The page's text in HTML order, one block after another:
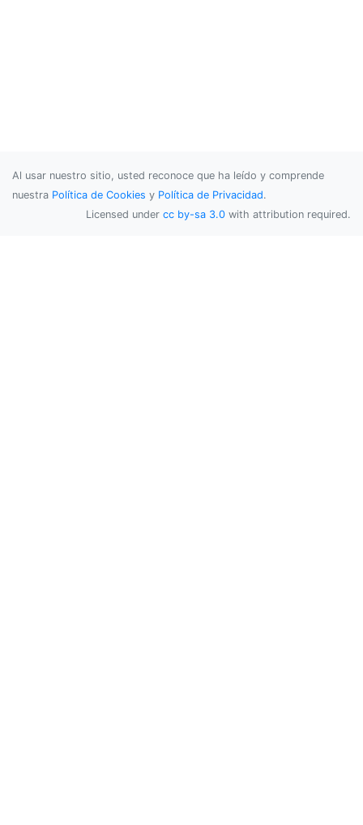
Al usar nuestro sitio, usted reconoce que ha leído y comprende
nuestra Política de Cookies y Política de Privacidad.
Licensed under cc by-sa 3.0 with attribution required.